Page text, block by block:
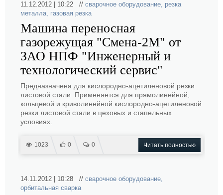
11.12.2012 | 10:22 // сварочное оборудование, резка
металла, газовая резка
Машина переносная
газорежущая "Смена-2М" от
ЗАО НПФ "Инженерный и
технологический сервис"
Предназначена для кислородно-ацетиленовой резки
листовой стали. Применяется для прямолинейной,
кольцевой и криволинейной кислородно-ацетиленовой
резки листовой стали в цеховых и стапельных
условиях.
1023 0 0 Читать полностью
14.11.2012 | 10:28 // сварочное оборудование,
орбитальная сварка